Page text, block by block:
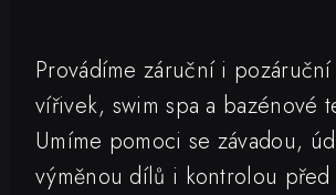
Provádíme záruční i
vířivek, swim spa a bazénové
Umíme pomoci se závadou,
výměnou dílů i kontrolou před